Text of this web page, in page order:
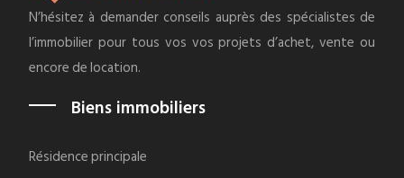
N’hésitez à demander conseils auprès des spécialistes de
l’immobilier pour tous vos vos projets d’achet, vente ou
encore de location.
Biens immobiliers
Résidence principale